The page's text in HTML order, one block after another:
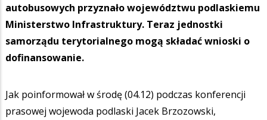
autobusowych przyznało województwu podlaskiemu
Ministerstwo Infrastruktury. Teraz jednostki
samorządu terytorialnego mogą składać wnioski o
dofinansowanie.
Jak poinformował w środę (04.12) podczas konferencji
prasowej wojewoda podlaski Jacek Brzozowski,